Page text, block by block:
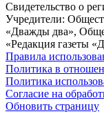
Свидетельство о
Учредители:
«Дважды два»,
«Редакция газеты
Правила
Политика в
Политика
Согласие на
Обновить страницу